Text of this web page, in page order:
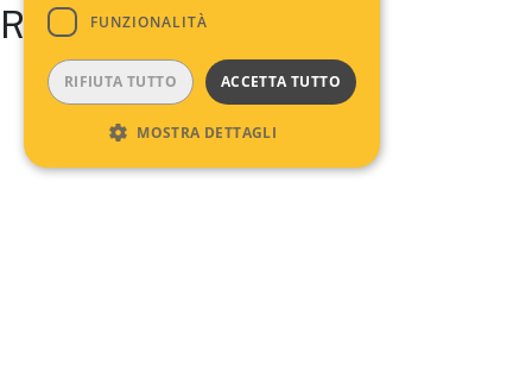
Recent Posts
FUNZIONALITÀ
ACCETTA TUTTO
RIFIUTA TUTTO
MOSTRA DETTAGLI